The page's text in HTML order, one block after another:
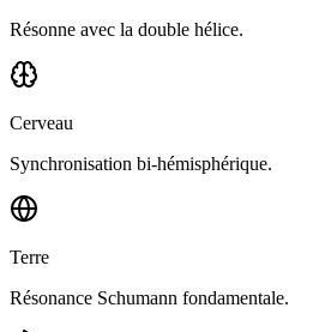
Résonne avec la double hélice.
Cerveau
Synchronisation bi-hémisphérique.
Terre
Résonance Schumann fondamentale.